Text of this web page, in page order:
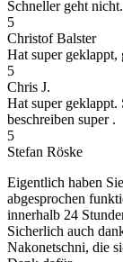
Schneller geht
5
Christof Balster
Hat super geklappt,
5
Chris J.
Hat super
beschreiben super .
5
Stefan Röske
Eigentlich haben
abgesprochen
innerhalb 24
Sicherlich auch
Nakonetschni, die